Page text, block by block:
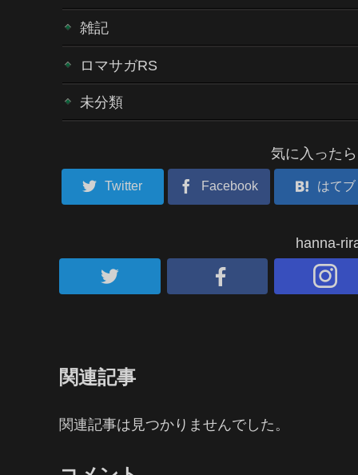
雑記
ロマサガRS
未分類
気に入った
Twitter Facebook はてブ
hanna-
関連記事
関連記事は見つかりませんでした。